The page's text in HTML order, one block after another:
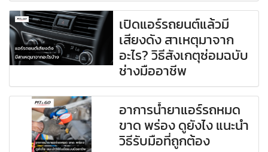
เปิดแอร์รถยนต์แล้วมี
เสียงดัง สาเหตุมาจาก
อะไร? วิธีสังเกตุซ่อมฉบับ
ช่างมืออาชีพ
อาการน้ำยาแอร์รถหมด
ขาด พร่อง ดูยังไง แนะนำ
วิธีรับมือที่ถูกต้อง